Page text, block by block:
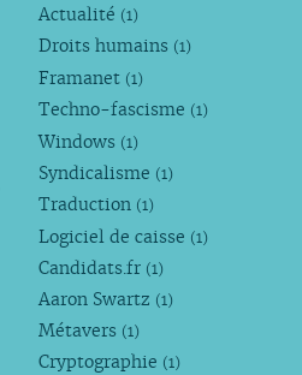
Actualité (1)
Droits humains (1)
Framanet (1)
Techno-fascisme (1)
Windows (1)
Syndicalisme (1)
Traduction (1)
Logiciel de caisse (1)
Candidats.fr (1)
Aaron Swartz (1)
Métavers (1)
Cryptographie (1)